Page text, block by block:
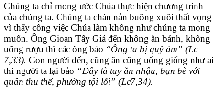
Chúng ta chỉ mong ước Chúa thực hiện chương trình
của chúng ta. Chúng ta chán nản buông xuôi thất vọng
vì thấy công việc Chúa làm không như chúng ta mong
muốn. Ông Gioan Tẩy Giả đến không ăn bánh, không
uống rượu thì các ông bảo “Ông ta bị quỷ ám” (Lc
7,33). Con người đến, cũng ăn cũng uống giống như ai
thì người ta lại bảo “Đây là tay ăn nhậu, bạn bè với
quân thu thế, phường tội lỗi” (Lc7,34).